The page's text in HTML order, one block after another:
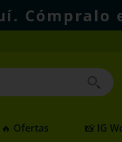
Cómpralo
🔥 Ofertas 📸 IG